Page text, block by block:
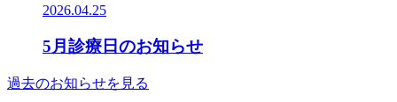
2026.04.25
5月診療日のお知らせ
過去のお知らせを見る